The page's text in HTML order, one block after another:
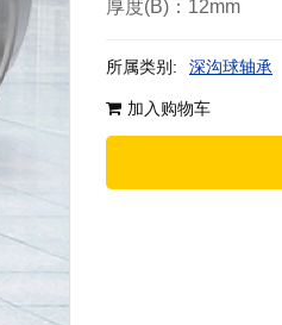
厚度(B)：12mm
所属类别: 深沟球轴承
加入购物车